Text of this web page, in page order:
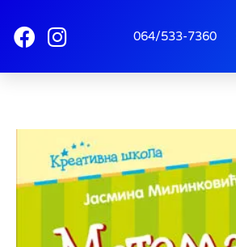
064/533-7360